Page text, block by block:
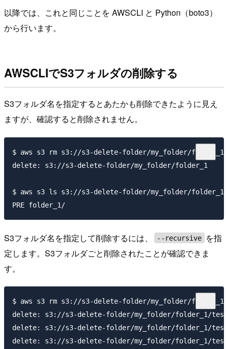
以降では、これと同じことを AWSCLI と Python（boto3）
から行います。
AWSCLIでS3フォルダの削除する
S3フォルダ名を指定するとあたかも削除できたように見え
ますが、確認すると削除されません。
$ aws s3 rm s3://s3-delete-folder/my_folder/folder_1
delete: s3://s3-delete-folder/my_folder/folder_1
$ aws s3 ls s3://s3-delete-folder/my_folder/folder_1
S3フォルダ名を指定して削除するには、 --recursive
を指
定します。S3フォルダごと削除されたことが確認できま
す。
$ aws s3 rm s3://s3-delete-folder/my_folder/
delete: s3://s3-delete-folder/my_folder/folder_1/
delete: s3://s3-delete-folder/my_folder/folder_1/
delete: s3://s3-delete-folder/my_folder/folder_1/